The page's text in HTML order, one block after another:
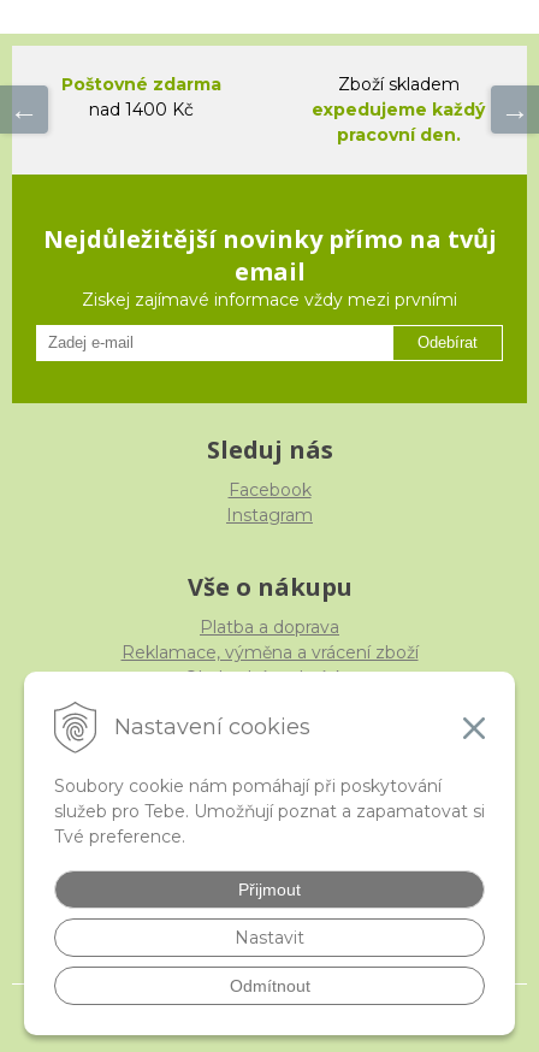
Nastavení cookies
Soubory cookie nám pomáhají při poskytování
služeb pro Tebe. Umožňují poznat a zapamatovat si
Tvé preference.
Přijmout
Nastavit
Odmítnout
Poštovné zdarma
nad 1400 Kč
Zboží skladem
expedujeme každý
pracovní den.
Nejdůležitější novinky přímo na tvůj
email
Ziskej zajímavé informace vždy mezi prvními
Odebírat
Sleduj nás
Facebook
Instagram
Vše o nákupu
Platba a doprava
Reklamace, výměna a vrácení zboží
Obchodní podmínky
iStraka
Velkoobchod
Nejčastější otázky
České puncovní značky
© 2026 istraka.cz - nejtřpytivější korálky a polodrahokamy široko daleko •